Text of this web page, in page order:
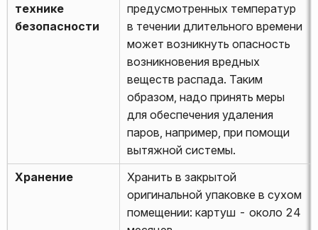
технике
безопасности
предусмотренных температур
в течении длительного времени
может возникнуть опасность
возникновения вредных
веществ распада. Таким
образом, надо принять меры
для обеспечения удаления
паров, например, при помощи
вытяжной системы.
Хранение
Хранить в закрытой
оригинальной упаковке в сухом
помещении: картуш - около 24